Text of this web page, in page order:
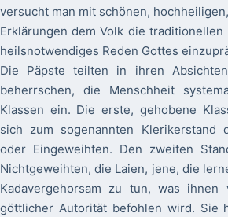
versucht man mit schönen,
Erklärungen dem Volk die traditionellen
heilsnotwendiges Reden Gottes
Die Päpste teilten in ihren
beherrschen, die Menschheit
Klassen ein. Die erste, gehobene
sich zum sogenannten Klerikerstand
oder Eingeweihten. Den zweiten
Nichtgeweihten, die Laien, jene, die
Kadavergehorsam zu tun, was ihnen
göttlicher Autorität befohlen wird. Sie